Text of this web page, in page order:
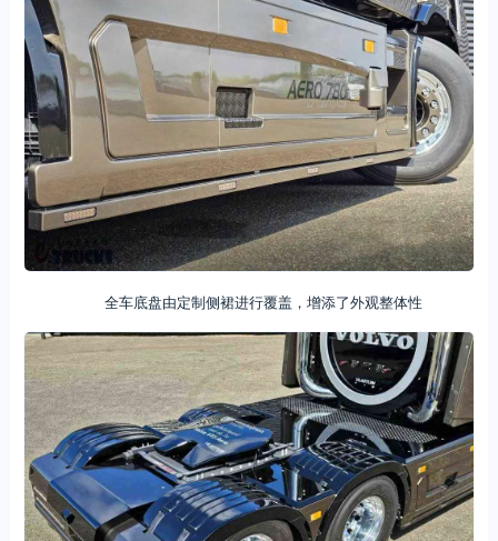
全车底盘由定制侧裙进行覆盖，增添了外观整体性